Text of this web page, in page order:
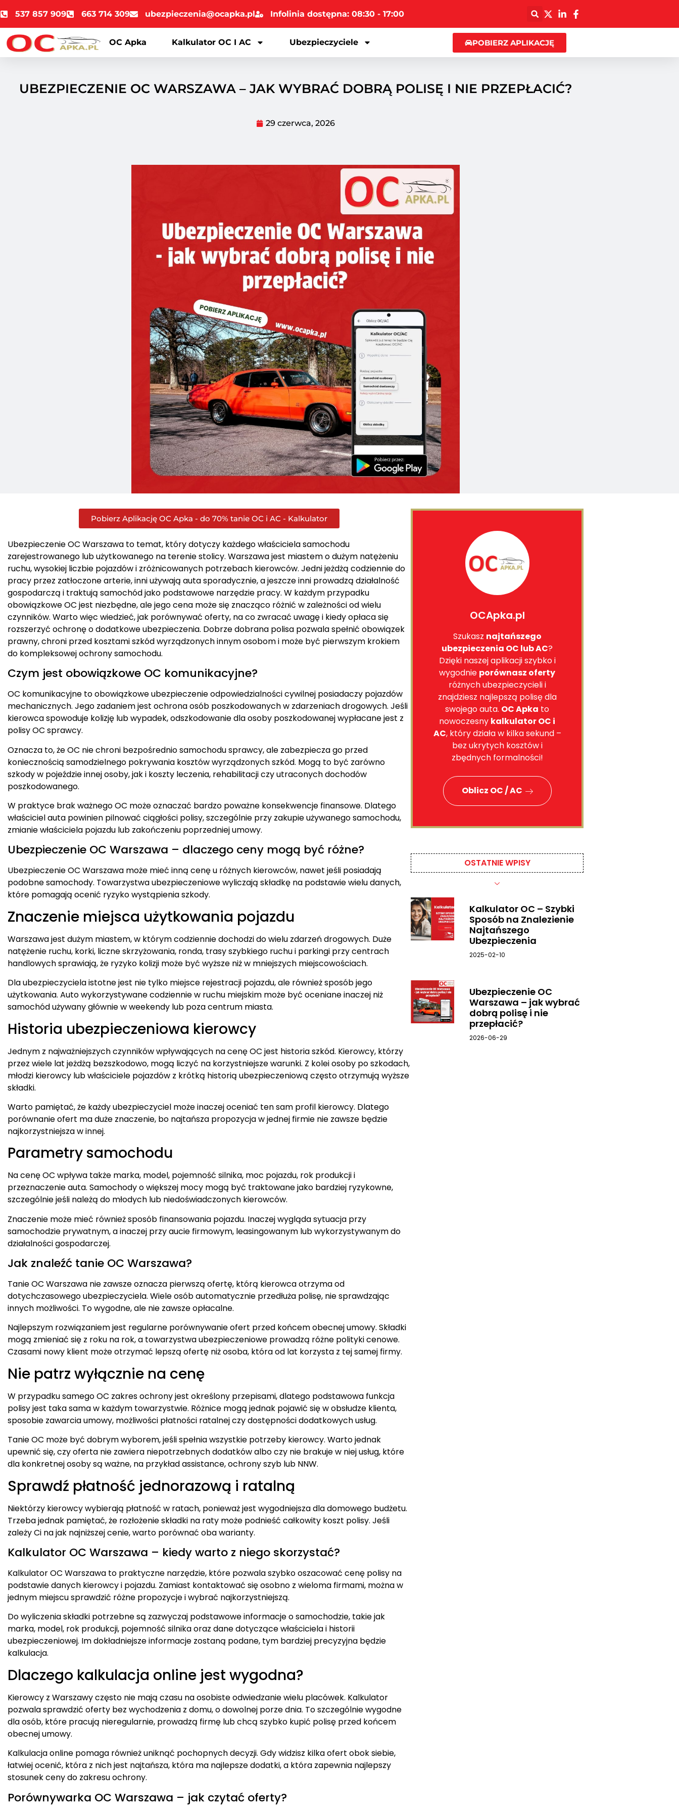
537 857 909 663 714 309 ubezpieczenia@ocapka.pl Infolinia dostępna: 08:30 - 17:00
OC Apka Kalkulator OC I AC Ubezpieczyciele POBIERZ APLIKACJĘ
UBEZPIECZENIE OC WARSZAWA – JAK WYBRAĆ DOBRĄ POLISĘ I NIE PRZEPŁACIĆ?
29 czerwca, 2026
Pobierz Aplikację OC Apka - do 70% tanie OC i AC - Kalkulator
Ubezpieczenie OC Warszawa to temat, który dotyczy każdego właściciela samochodu
zarejestrowanego lub użytkowanego na terenie stolicy. Warszawa jest miastem o dużym natężeniu
ruchu, wysokiej liczbie pojazdów i zróżnicowanych potrzebach kierowców. Jedni jeżdżą codziennie do
pracy przez zatłoczone arterie, inni używają auta sporadycznie, a jeszcze inni prowadzą działalność
gospodarczą i traktują samochód jako podstawowe narzędzie pracy. W każdym przypadku
obowiązkowe OC jest niezbędne, ale jego cena może się znacząco różnić w zależności od wielu
czynników. Warto więc wiedzieć, jak porównywać oferty, na co zwracać uwagę i kiedy opłaca się
rozszerzyć ochronę o dodatkowe ubezpieczenia. Dobrze dobrana polisa pozwala spełnić obowiązek
prawny, chroni przed kosztami szkód wyrządzonych innym osobom i może być pierwszym krokiem
do kompleksowej ochrony samochodu.
Czym jest obowiązkowe OC komunikacyjne?
OC komunikacyjne to obowiązkowe ubezpieczenie odpowiedzialności cywilnej posiadaczy pojazdów
mechanicznych. Jego zadaniem jest ochrona osób poszkodowanych w zdarzeniach drogowych. Jeśli
kierowca spowoduje kolizję lub wypadek, odszkodowanie dla osoby poszkodowanej wypłacane jest z
polisy OC sprawcy.
Oznacza to, że OC nie chroni bezpośrednio samochodu sprawcy, ale zabezpiecza go przed
koniecznością samodzielnego pokrywania kosztów wyrządzonych szkód. Mogą to być zarówno
szkody w pojeździe innej osoby, jak i koszty leczenia, rehabilitacji czy utraconych dochodów
poszkodowanego.
W praktyce brak ważnego OC może oznaczać bardzo poważne konsekwencje finansowe. Dlatego
właściciel auta powinien pilnować ciągłości polisy, szczególnie przy zakupie używanego samochodu,
zmianie właściciela pojazdu lub zakończeniu poprzedniej umowy.
Ubezpieczenie OC Warszawa – dlaczego ceny mogą być różne?
Ubezpieczenie OC Warszawa może mieć inną cenę u różnych kierowców, nawet jeśli posiadają
podobne samochody. Towarzystwa ubezpieczeniowe wyliczają składkę na podstawie wielu danych,
które pomagają ocenić ryzyko wystąpienia szkody.
Znaczenie miejsca użytkowania pojazdu
Warszawa jest dużym miastem, w którym codziennie dochodzi do wielu zdarzeń drogowych. Duże
natężenie ruchu, korki, liczne skrzyżowania, ronda, trasy szybkiego ruchu i parkingi przy centrach
handlowych sprawiają, że ryzyko kolizji może być wyższe niż w mniejszych miejscowościach.
Dla ubezpieczyciela istotne jest nie tylko miejsce rejestracji pojazdu, ale również sposób jego
użytkowania. Auto wykorzystywane codziennie w ruchu miejskim może być oceniane inaczej niż
samochód używany głównie w weekendy lub poza centrum miasta.
Historia ubezpieczeniowa kierowcy
Jednym z najważniejszych czynników wpływających na cenę OC jest historia szkód. Kierowcy, którzy
przez wiele lat jeżdżą bezszkodowo, mogą liczyć na korzystniejsze warunki. Z kolei osoby po szkodach,
młodzi kierowcy lub właściciele pojazdów z krótką historią ubezpieczeniową często otrzymują wyższe
składki.
Warto pamiętać, że każdy ubezpieczyciel może inaczej oceniać ten sam profil kierowcy. Dlatego
porównanie ofert ma duże znaczenie, bo najtańsza propozycja w jednej firmie nie zawsze będzie
najkorzystniejsza w innej.
Parametry samochodu
Na cenę OC wpływa także marka, model, pojemność silnika, moc pojazdu, rok produkcji i
przeznaczenie auta. Samochody o większej mocy mogą być traktowane jako bardziej ryzykowne,
szczególnie jeśli należą do młodych lub niedoświadczonych kierowców.
Znaczenie może mieć również sposób finansowania pojazdu. Inaczej wygląda sytuacja przy
samochodzie prywatnym, a inaczej przy aucie firmowym, leasingowanym lub wykorzystywanym do
działalności gospodarczej.
Jak znaleźć tanie OC Warszawa?
Tanie OC Warszawa nie zawsze oznacza pierwszą ofertę, którą kierowca otrzyma od
dotychczasowego ubezpieczyciela. Wiele osób automatycznie przedłuża polisę, nie sprawdzając
innych możliwości. To wygodne, ale nie zawsze opłacalne.
Najlepszym rozwiązaniem jest regularne porównywanie ofert przed końcem obecnej umowy. Składki
mogą zmieniać się z roku na rok, a towarzystwa ubezpieczeniowe prowadzą różne polityki cenowe.
Czasami nowy klient może otrzymać lepszą ofertę niż osoba, która od lat korzysta z tej samej firmy.
Nie patrz wyłącznie na cenę
W przypadku samego OC zakres ochrony jest określony przepisami, dlatego podstawowa funkcja
polisy jest taka sama w każdym towarzystwie. Różnice mogą jednak pojawić się w obsłudze klienta,
sposobie zawarcia umowy, możliwości płatności ratalnej czy dostępności dodatkowych usług.
Tanie OC może być dobrym wyborem, jeśli spełnia wszystkie potrzeby kierowcy. Warto jednak
upewnić się, czy oferta nie zawiera niepotrzebnych dodatków albo czy nie brakuje w niej usług, które
dla konkretnej osoby są ważne, na przykład assistance, ochrony szyb lub NNW.
Sprawdź płatność jednorazową i ratalną
Niektórzy kierowcy wybierają płatność w ratach, ponieważ jest wygodniejsza dla domowego budżetu.
Trzeba jednak pamiętać, że rozłożenie składki na raty może podnieść całkowity koszt polisy. Jeśli
zależy Ci na jak najniższej cenie, warto porównać oba warianty.
Kalkulator OC Warszawa – kiedy warto z niego skorzystać?
Kalkulator OC Warszawa to praktyczne narzędzie, które pozwala szybko oszacować cenę polisy na
podstawie danych kierowcy i pojazdu. Zamiast kontaktować się osobno z wieloma firmami, można w
jednym miejscu sprawdzić różne propozycje i wybrać najkorzystniejszą.
Do wyliczenia składki potrzebne są zazwyczaj podstawowe informacje o samochodzie, takie jak
marka, model, rok produkcji, pojemność silnika oraz dane dotyczące właściciela i historii
ubezpieczeniowej. Im dokładniejsze informacje zostaną podane, tym bardziej precyzyjna będzie
kalkulacja.
Dlaczego kalkulacja online jest wygodna?
Kierowcy z Warszawy często nie mają czasu na osobiste odwiedzanie wielu placówek. Kalkulator
pozwala sprawdzić oferty bez wychodzenia z domu, o dowolnej porze dnia. To szczególnie wygodne
dla osób, które pracują nieregularnie, prowadzą firmę lub chcą szybko kupić polisę przed końcem
obecnej umowy.
Kalkulacja online pomaga również uniknąć pochopnych decyzji. Gdy widzisz kilka ofert obok siebie,
łatwiej ocenić, która z nich jest najtańsza, która ma najlepsze dodatki, a która zapewnia najlepszy
stosunek ceny do zakresu ochrony.
Porównywarka OC Warszawa – jak czytać oferty?
OCApka.pl
Szukasz najtańszego
ubezpieczenia OC lub AC?
Dzięki naszej aplikacji szybko i
wygodnie porównasz oferty
różnych ubezpieczycieli i
znajdziesz najlepszą polisę dla
swojego auta. OC Apka to
nowoczesny kalkulator OC i
AC, który działa w kilka sekund –
bez ukrytych kosztów i
zbędnych formalności!
Oblicz OC / AC
OSTATNIE WPISY​
Kalkulator OC – Szybki
Sposób na Znalezienie
Najtańszego
Ubezpieczenia
2025-02-10
Ubezpieczenie OC
Warszawa – jak wybrać
dobrą polisę i nie
przepłacić?
2026-06-29